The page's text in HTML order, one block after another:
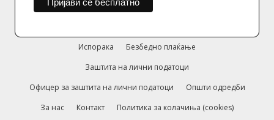
Испорака
Безбедно плаќање
Заштита на лични податоци
Офицер за заштита на лични податоци
Општи одредби
За нас
Контакт
Политика за колачиња (cookies)